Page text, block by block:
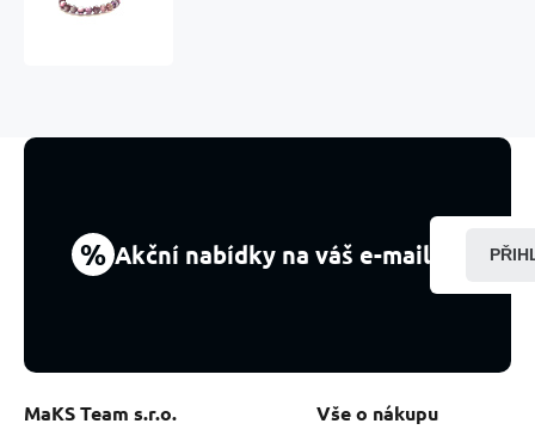
8
/16
-
% Akční nabídky na váš e-mail
MaKS Team s.r.o. Vše o nákupu